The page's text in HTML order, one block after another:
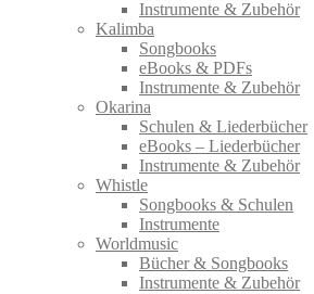
Instrumente & Zubehör
Kalimba
Songbooks
eBooks & PDFs
Instrumente & Zubehör
Okarina
Schulen & Liederbücher
eBooks – Liederbücher
Instrumente & Zubehör
Whistle
Songbooks & Schulen
Instrumente
Worldmusic
Bücher & Songbooks
Instrumente & Zubehör